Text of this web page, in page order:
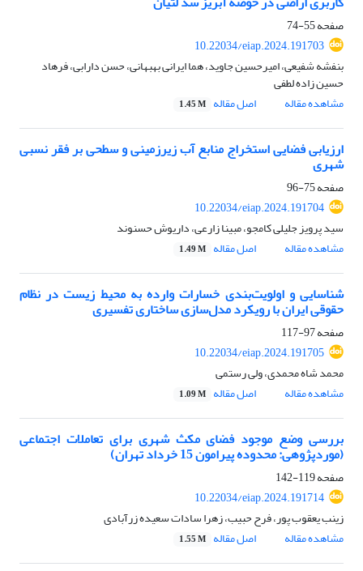
صفحه55-74
10.22034/eiap.2024.191703
بنفشه شفیعی، امیرحسین جاوید، هما ایرانی بهبهانی، حسن دارابی، فرهاد
حسین زاده لطفی
مشاهده مقاله
اصل مقاله 1.45 M
ارزیابی فضایی استخراج منابع آب زیرزمینی و سطحی بر فقر نسبی
شهری
صفحه75-96
10.22034/eiap.2024.191704
سید پرویز جلیلی کامجو، مبینا زارعی، داریوش حسنوند
مشاهده مقاله
اصل مقاله 1.49 M
شناسایی و اولویت‌بندی خسارات وارده به محیط زیست در نظام
حقوقی ایران با رویکرد مدل‌سازی ساختاری تفسیری
صفحه97-117
10.22034/eiap.2024.191705
محمد شاه محمدی، ولی رستمی
مشاهده مقاله
اصل مقاله 1.09 M
بررسی وضع موجود فضای مکث شهری برای تعاملات اجتماعی
(موردپژوهی: محدوده پیرامون 15 خرداد تهران)
صفحه119-142
10.22034/eiap.2024.191714
زینب یعقوب پور، فرح حبیب، زهرا سادات سعیده زرآبادی
مشاهده مقاله
اصل مقاله 1.55 M